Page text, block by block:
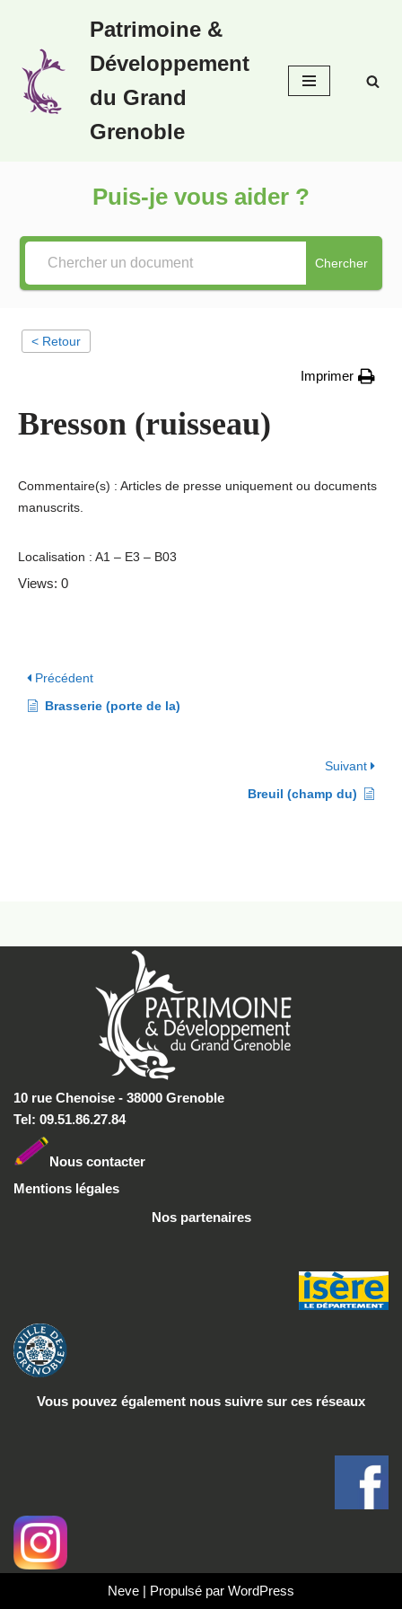
au
contenu
Patrimoine &
Développement
du Grand
Grenoble
Puis-je vous aider ?
Chercher
< Retour
Imprimer
Bresson (ruisseau)
Commentaire(s) : Articles de presse uniquement ou documents
manuscrits.
Localisation : A1 – E3 – B03
Views: 0
Précédent
Brasserie (porte de la)
Suivant
Breuil (champ du)
10 rue Chenoise - 38000 Grenoble
Tel: 09.51.86.27.84
Nous contacter
Mentions légales
Nos partenaires
Vous pouvez également nous suivre sur ces réseaux
Neve | Propulsé par WordPress